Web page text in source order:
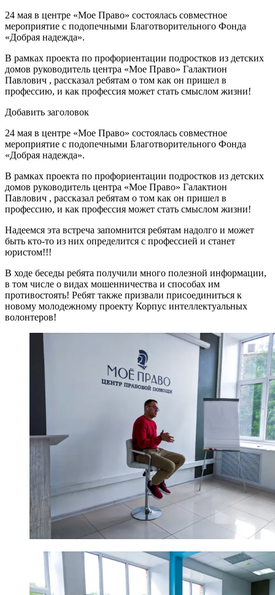
24 мая в центре «Мое Право» состоялась совместное
мероприятие с подопечными Благотворительного Фонда
«Добрая надежда».
В рамках проекта по профориентации подростков из детских
домов руководитель центра «Мое Право» Галактион
Павлович , рассказал ребятам о том как он пришел в
профессию, и как профессия может стать смыслом жизни!
Добавить заголовок
24 мая в центре «Мое Право» состоялась совместное
мероприятие с подопечными Благотворительного Фонда
«Добрая надежда».
В рамках проекта по профориентации подростков из детских
домов руководитель центра «Мое Право» Галактион
Павлович , рассказал ребятам о том как он пришел в
профессию, и как профессия может стать смыслом жизни!
Надеемся эта встреча запомнится ребятам надолго и может
быть кто-то из них определится с профессией и станет
юристом!!!
В ходе беседы ребята получили много полезной информации,
в том числе о видах мошенничества и способах им
противостоять! Ребят также призвали присоединиться к
новому молодежному проекту Корпус интеллектуальных
волонтеров!